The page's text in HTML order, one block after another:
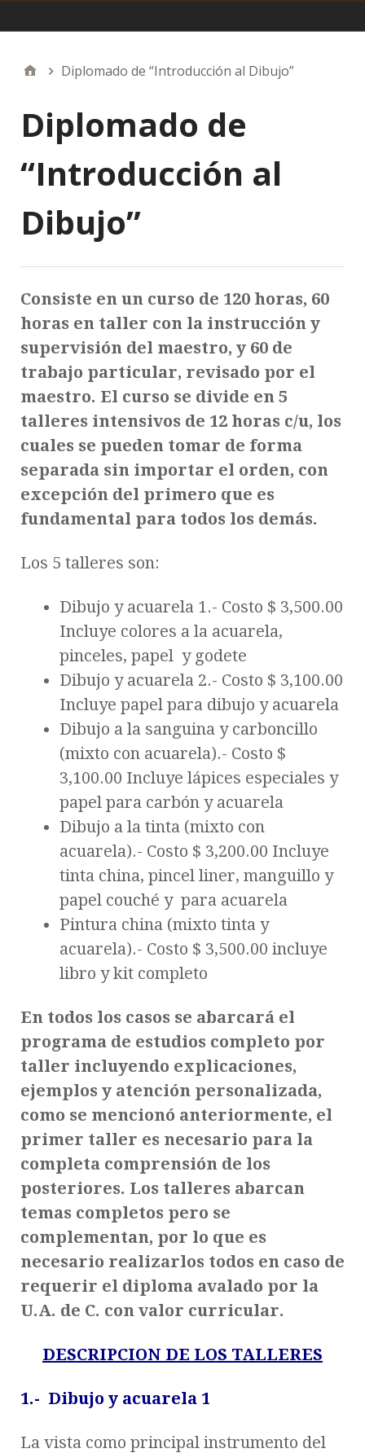
Diplomado de “Introducción al Dibujo”
Diplomado de
“Introducción al
Dibujo”
Consiste en un curso de 120 horas, 60
horas en taller con la instrucción y
supervisión del maestro, y 60 de
trabajo particular, revisado por el
maestro. El curso se divide en 5
talleres intensivos de 12 horas c/u, los
cuales se pueden tomar de forma
separada sin importar el orden, con
excepción del primero que es
fundamental para todos los demás.
Los 5 talleres son:
Dibujo y acuarela 1.- Costo $ 3,500.00
Incluye colores a la acuarela,
pinceles, papel y godete
Dibujo y acuarela 2.- Costo $ 3,100.00
Incluye papel para dibujo y acuarela
Dibujo a la sanguina y carboncillo
(mixto con acuarela).- Costo $
3,100.00 Incluye lápices especiales y
papel para carbón y acuarela
Dibujo a la tinta (mixto con
acuarela).- Costo $ 3,200.00 Incluye
tinta china, pincel liner, manguillo y
papel couché y para acuarela
Pintura china (mixto tinta y
acuarela).- Costo $ 3,500.00 incluye
libro y kit completo
En todos los casos se abarcará el
programa de estudios completo por
taller incluyendo explicaciones,
ejemplos y atención personalizada,
como se mencionó anteriormente, el
primer taller es necesario para la
completa comprensión de los
posteriores. Los talleres abarcan
temas completos pero se
complementan, por lo que es
necesario realizarlos todos en caso de
requerir el diploma avalado por la
U.A. de C. con valor curricular.
DESCRIPCION DE LOS TALLERES
1.- Dibujo y acuarela 1
La vista como principal instrumento del